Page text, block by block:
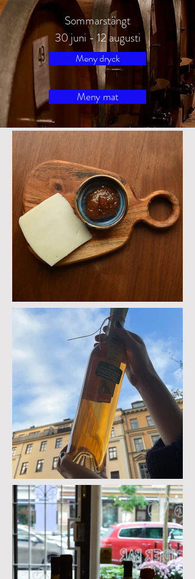
Sommarstängt
30 juni - 12 augusti
Meny dryck
Meny mat